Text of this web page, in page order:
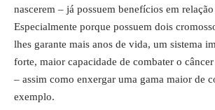
nascerem – já possuem benefícios em
Especialmente porque possuem dois
lhes garante mais anos de vida, um sistema
forte, maior capacidade de combater o
– assim como enxergar uma gama maior de
exemplo.